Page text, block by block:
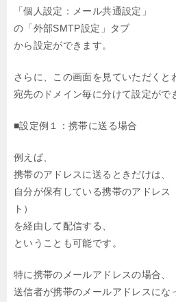
「個人設定：メール共通設定」
の「外部SMTP設定」タブ
から設定ができます。
さらに、この画面を見ていただくと
宛先のドメイン毎に分けて設定がで
■設定例１：携帯に送る場合
例えば、
携帯のアドレスに送るときだけは、
自分が保有している携帯のアドレ
ト）
を経由して配信する、
ということも可能です。
特に携帯のメールアドレスの場合、
送信者が携帯のメールアドレスにな